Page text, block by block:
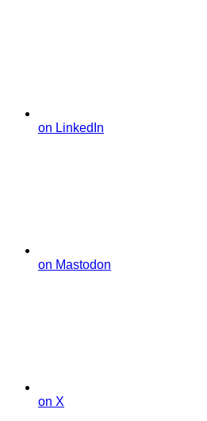
on LinkedIn
on Mastodon
on X